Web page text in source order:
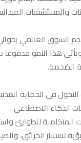
والمستشفيات
ومن المتوقع أن يصل إلى 118 مليار دولار بحلول 2030 بمعدل نمو سنوي مركب يبلغ نحو 6.8%
الضخمة.
التحول في الحماية
الذكاء الاصطناعي .
المتكاملة للطوارئ
الحرائق،